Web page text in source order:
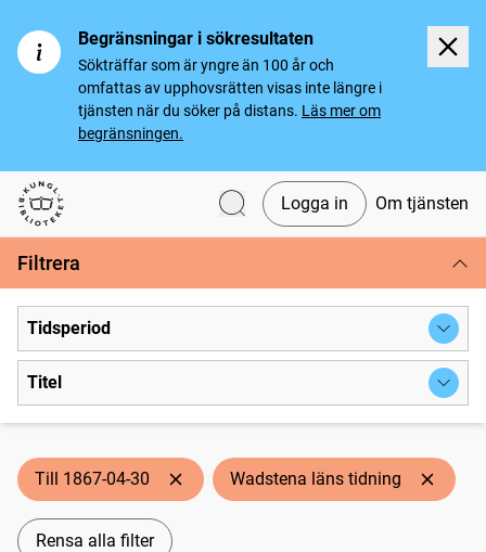
Begränsningar i sökresultaten
Sökträffar som är yngre än 100 år och
omfattas av upphovsrätten visas inte längre i
tjänsten när du söker på distans. Läs mer om
begränsningen.
Svenska tidningar
Logga in Om tjänsten
Filtrera
Tidsperiod
Titel
Till 1867-04-30 Wadstena läns tidning
Rensa alla filter